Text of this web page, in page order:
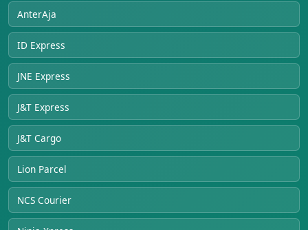
AnterAja
ID Express
JNE Express
J&T Express
J&T Cargo
Lion Parcel
NCS Courier